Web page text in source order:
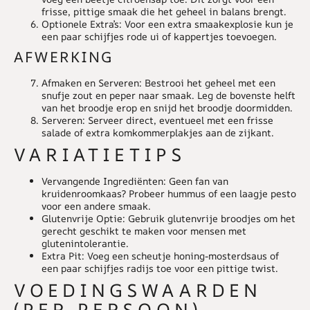
frisse, pittige smaak die het geheel in balans brengt.
Optionele Extra’s: Voor een extra smaakexplosie kun je
een paar schijfjes rode ui of kappertjes toevoegen.
AFWERKING
Afmaken en Serveren: Bestrooi het geheel met een
snufje zout en peper naar smaak. Leg de bovenste helft
van het broodje erop en snijd het broodje doormidden.
Serveren: Serveer direct, eventueel met een frisse
salade of extra komkommerplakjes aan de zijkant.
VARIATIETIPS
Vervangende Ingrediënten: Geen fan van
kruidenroomkaas? Probeer hummus of een laagje pesto
voor een andere smaak.
Glutenvrije Optie: Gebruik glutenvrije broodjes om het
gerecht geschikt te maken voor mensen met
glutenintolerantie.
Extra Pit: Voeg een scheutje honing-mosterdsaus of
een paar schijfjes radijs toe voor een pittige twist.
VOEDINGSWAARDEN